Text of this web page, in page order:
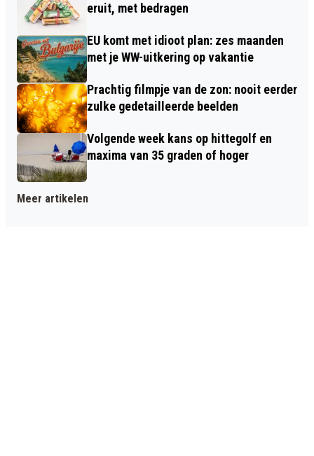
eruit, met bedragen
EU komt met idioot plan: zes maanden
met je WW-uitkering op vakantie
Prachtig filmpje van de zon: nooit eerder
zulke gedetailleerde beelden
Volgende week kans op hittegolf en
maxima van 35 graden of hoger
Meer artikelen